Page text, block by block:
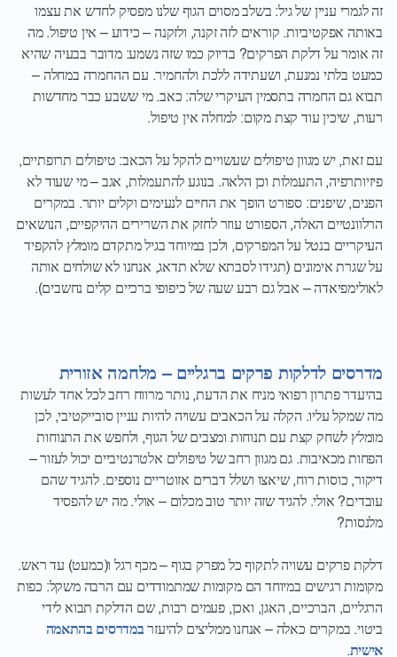
זה לגמרי עניין של גיל: בשלב מסוים הגוף שלנו מפסיק לחדש את עצמו
באותה אפקטיביות. קוראים לזה זקנה, ולזקנה – כידוע – אין טיפול. מה
זה אומר על דלקת הפרקים? בדיוק כמו שזה נשמע: מדובר בבעיה שהיא
כמעט בלתי נמנעת, ושעתידה ללכת ולהחמיר. עם ההחמרה במחלה –
תבוא גם החמרה בתסמין העיקרי שלה: כאב. מי ששבע כבר מחדשות
רעות, שיכין עוד קצת מקום: למחלה אין טיפול.
עם זאת, יש מגוון טיפולים שעשויים להקל על הכאב: טיפולים תרופתיים,
פיזיותרפיה, התעמלות וכן הלאה. בנוגע להתעמלות, אגב – מי שעוד לא
הפנים, שיפנים: ספורט הופך את החיים לנעימים וקלים יותר. במקרים
הרלוונטיים האלה, הספורט עוזר לחזק את השרירים ההיקפיים, הנושאים
העיקריים בנטל על המפרקים, ולכן במיוחד בגיל מתקדם מומלץ להקפיד
על שגרת אימונים (תגידו לסבתא שלא תדאג, אנחנו לא שולחים אותה
לאולימפיאדה – אבל גם רבע שעה של כיפופי ברכיים קלים נחשבים).
מדרסים לדלקות פרקים ברגליים – מלחמה אזורית
בהיעדר פתרון רפואי מניח את הדעת, נותר מרווח רחב לכל אחד לעשות
מה שמקל עליו. הקלה על הכאבים עשויה להיות עניין סובייקטיבי, לכן
מומלץ לשחק קצת עם תנוחות ומצבים של הגוף, ולחפש את התנוחות
הפחות מכאיבות. גם מגוון רחב של טיפולים אלטרנטיביים יכול לעזור –
דיקור, כוסות רוח, שיאצו ושלל דברים אזוטריים נוספים. להגיד שהם
עובדים? אולי. להגיד שזה יותר טוב מכלום – אולי. מה יש להפסיד
מלנסות?
דלקת פרקים עשויה לתקוף כל מפרק בגוף – מכף רגל ו(כמעט) עד ראש.
מקומות רגישים במיוחד הם מקומות שמתמודדים עם הרבה משקל: כפות
הרגליים, הברכיים, האגן, ואכן, פעמים רבות, שם הדלקת תבוא לידי
ביטוי. במקרים כאלה – אנחנו ממליצים להיעזרבמדרסים בהתאמה
אישית.